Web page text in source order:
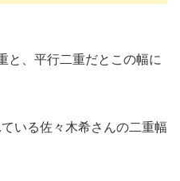
と、平行二重だとこの幅に
いる佐々木希さんの二重幅